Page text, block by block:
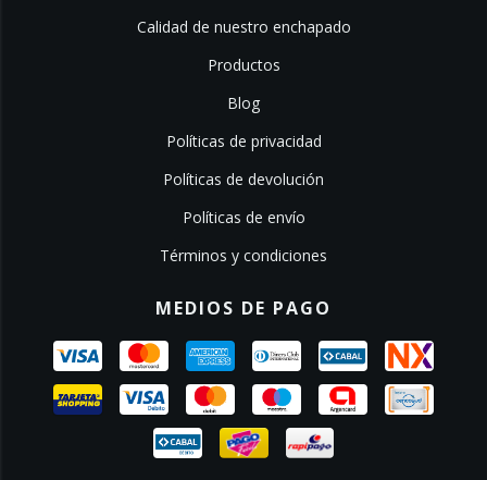
Calidad de nuestro enchapado
Productos
Blog
Políticas de privacidad
Políticas de devolución
Políticas de envío
Términos y condiciones
MEDIOS DE PAGO